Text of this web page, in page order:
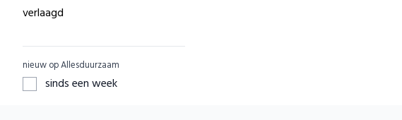
Dille & Kamille
ZO Schoon
Yarrah
ADUH
AGAZI
verlaagd
nieuw op Allesduurzaam
sinds een week